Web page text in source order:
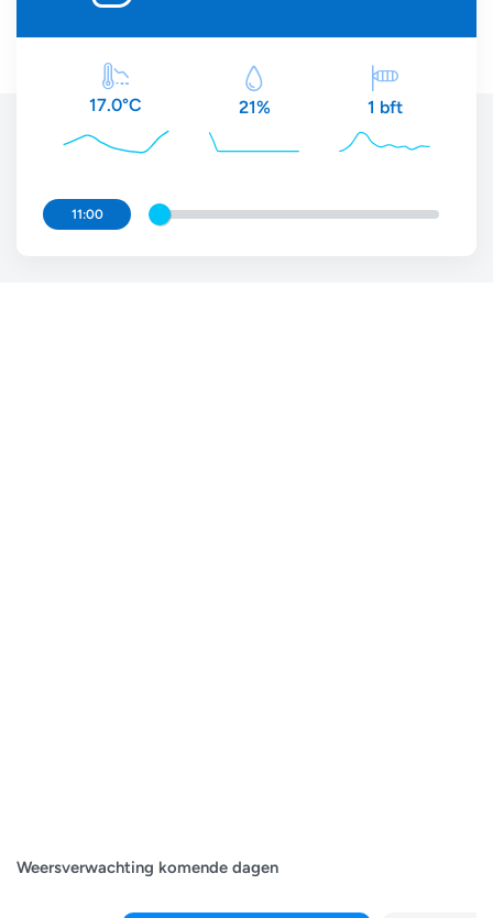
17.0°C 21% 1 bft
11:00
Weersverwachting komende dagen